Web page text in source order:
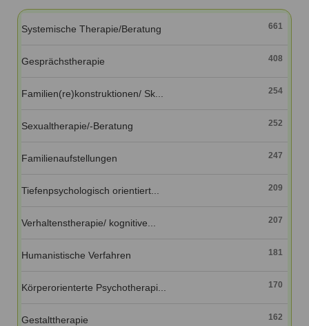
Veranstaltungen
Ausbildungsinstitute
Fortbildungen
Anmelden
Systemische Therapie/Beratung 661
Gesprächstherapie 408
Familien(re)konstruktionen/ Sk... 254
Sexualtherapie/-Beratung 252
Familienaufstellungen 247
Tiefenpsychologisch orientiert... 209
Verhaltenstherapie/ kognitive... 207
Humanistische Verfahren 181
Körperorienterte Psychotherapi... 170
Gestalttherapie 162